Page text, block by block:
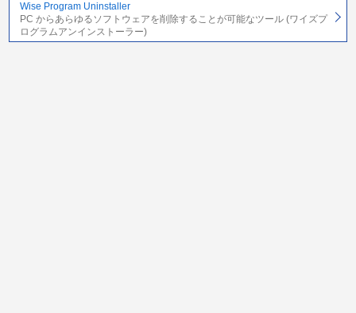
Wise Program Uninstaller
PC からあらゆるソフトウェアを削除することが可能なツール (ワイズプ
ログラムアンインストーラー)